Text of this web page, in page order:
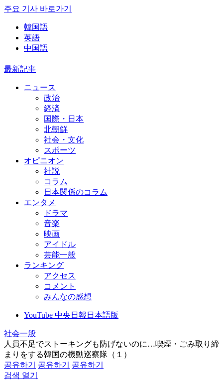
주요 기사 바로가기
韓国語
英語
中国語
最新記事
ニュース
政治
経済
国際・日本
北朝鮮
社会・文化
スポーツ
オピニオン
社説
コラム
日本関係のコラム
エンタメ
ドラマ
音楽
映画
アイドル
芸能一般
ランキング
アクセス
コメント
みんなの感想
YouTube 中央日報日本語版
社会一般
人員不足でストーキングも防げないのに…喫煙・ごみ取り締
まりをする韓国の機動巡察隊（１）
공유하기
공유하기
공유하기
검색 열기